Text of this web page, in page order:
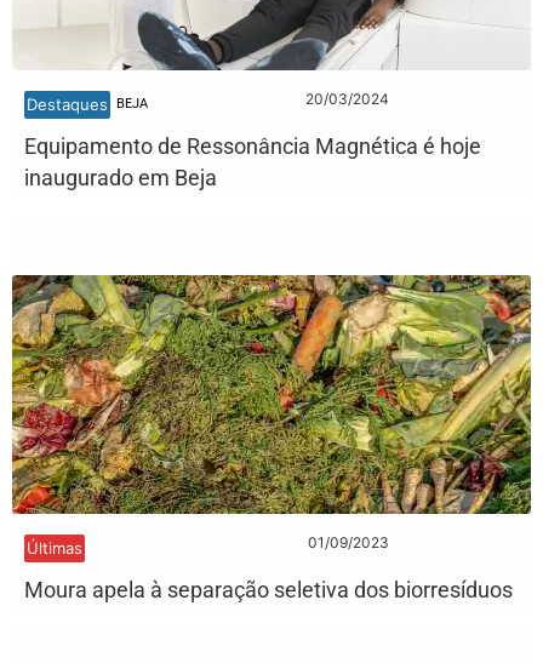
Destaques BEJA 20/03/2024
Equipamento de Ressonância Magnética é hoje
inaugurado em Beja
Últimas 01/09/2023
Moura apela à separação seletiva dos biorresíduos